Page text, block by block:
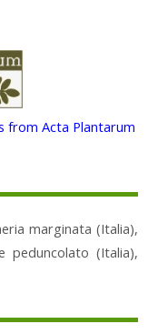
from Acta Plantarum
marginata (Italia),
peduncolato (Italia),